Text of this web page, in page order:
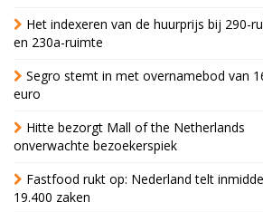
Het indexeren van de huurprijs bij 290-
en 230a-ruimte
Segro stemt in met overnamebod van
euro
Hitte bezorgt Mall of the Netherlands
onverwachte bezoekerspiek
Fastfood rukt op: Nederland telt
19.400 zaken